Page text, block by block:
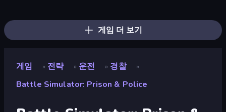
게임 더 보기
게임 » 전략 » 운전 » 경찰 »
Battle Simulator: Prison & Police